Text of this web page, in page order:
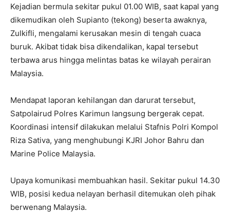
Kejadian bermula sekitar pukul 01.00 WIB, saat kapal yang
dikemudikan oleh Supianto (tekong) beserta awaknya,
Zulkifli, mengalami kerusakan mesin di tengah cuaca
buruk. Akibat tidak bisa dikendalikan, kapal tersebut
terbawa arus hingga melintas batas ke wilayah perairan
Malaysia.
Mendapat laporan kehilangan dan darurat tersebut,
Satpolairud Polres Karimun langsung bergerak cepat.
Koordinasi intensif dilakukan melalui Stafnis Polri Kompol
Riza Sativa, yang menghubungi KJRI Johor Bahru dan
Marine Police Malaysia.
Upaya komunikasi membuahkan hasil. Sekitar pukul 14.30
WIB, posisi kedua nelayan berhasil ditemukan oleh pihak
berwenang Malaysia.